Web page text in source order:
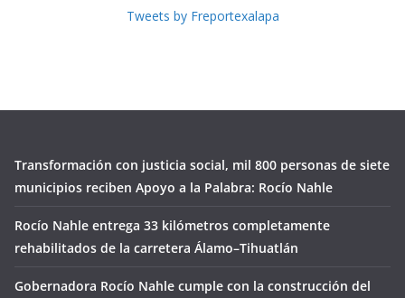
Tweets by Freportexalapa
Transformación con justicia social, mil 800 personas de siete
municipios reciben Apoyo a la Palabra: Rocío Nahle
Rocío Nahle entrega 33 kilómetros completamente
rehabilitados de la carretera Álamo–Tihuatlán
Gobernadora Rocío Nahle cumple con la construcción del